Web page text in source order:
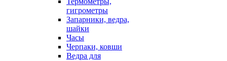
гигрометры
Запарники, ведра,
шайки
Часы
Черпаки, ковши
Ведра для